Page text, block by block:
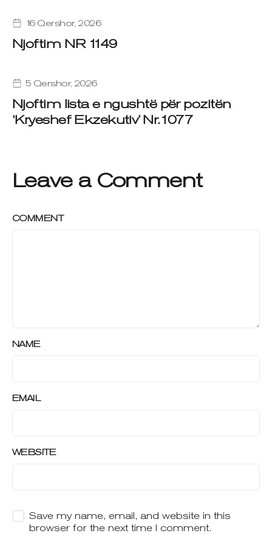
16 Qershor, 2026
Njoftim NR 1149
5 Qershor, 2026
Njoftim lista e ngushtë për pozitën
‘Kryeshef Ekzekutiv’ Nr.1077
Leave a Comment
COMMENT
NAME
EMAIL
WEBSITE
Save my name, email, and website in this
browser for the next time I comment.